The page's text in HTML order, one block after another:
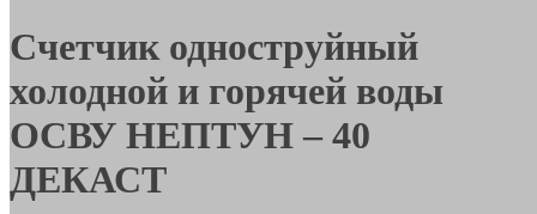
Счетчик одноструйный
холодной и горячей воды
ОСВУ НЕПТУН – 40
ДЕКАСТ